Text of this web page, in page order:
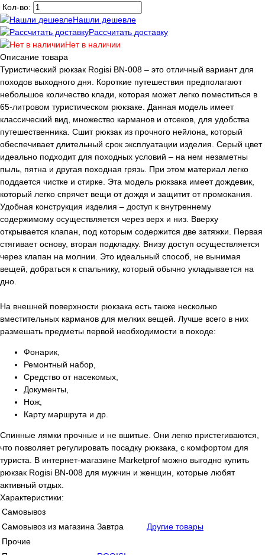
Кол-во:
Нашли дешевле
Рассчитать доставку
Нет в наличии
Описание товара
Туристический рюкзак Rogisi BN-008 – это отличный вариант для
походов выходного дня. Короткие путешествия предполагают
небольшое количество клади, которая может легко поместиться в
65-литровом туристическом рюкзаке. Данная модель имеет
классический вид, множество карманов и отсеков, для удобства
путешественника. Сшит рюкзак из прочного нейлона, который
обеспечивает длительный срок эксплуатации изделия. Серый цвет
идеально подходит для походных условий – на нем незаметны
пыль, пятна и другая походная грязь. При этом материал легко
поддается чистке и стирке. Эта модель рюкзака имеет дождевик,
который легко спрячет вещи от дождя и защитит от промокания.
Удобная конструкция изделия – доступ к внутреннему
содержимому осуществляется через верх и низ. Вверху
открывается клапан, под которым содержится две затяжки. Первая
стягивает основу, вторая подкладку. Внизу доступ осуществляется
через клапан на молнии. Это идеальный способ, не вынимая
вещей, добраться к спальнику, который обычно укладывается на
дно.
На внешней поверхности рюкзака есть также несколько
вместительных карманов для мелких вещей. Лучше всего в них
размешать предметы первой необходимости в походе:
Фонарик,
Ремонтный набор,
Средство от насекомых,
Документы,
Нож,
Карту маршрута и др.
Спинные лямки прочные и не вшитые. Они легко пристегиваются,
что позволяет регулировать посадку рюкзака, с комфортом для
туриста. В интернет-магазине Marketprof можно выгодно купить
рюкзак Rogisi BN-008 для мужчин и женщин, которые любят
активный отдых.
Характеристики:
Самовывоз
Самовывоз из магазина Завтра
Другие товары
Прочие